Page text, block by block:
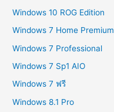
Windows 10 ROG Edition
Windows 7 Home Premium
Windows 7 Professional
Windows 7 Sp1 AIO
Windows 7 ฟรี
Windows 8.1 Pro